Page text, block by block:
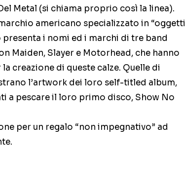
Metal (si chiama proprio così la linea).
americano specializzato in “oggetti
presenta i nomi ed i marchi di tre band
Maiden, Slayer e Motorhead, che hanno
creazione di queste calze. Quelle di
l’artwork dei loro self-titled album,
a pescare il loro primo disco, Show No
per un regalo “non impegnativo” ad